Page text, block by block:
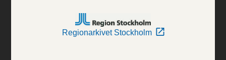
Regionarkivet Stockholm